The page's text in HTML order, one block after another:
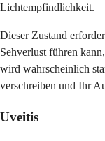
Lichtempfindlichkeit.
Dieser Zustand
Sehverlust führen
wird wahrscheinlich
verschreiben und Ihr
Uveitis